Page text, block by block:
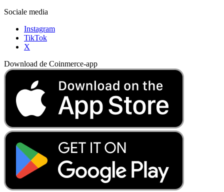
Sociale media
Instagram
TikTok
X
Download de Coinmerce-app